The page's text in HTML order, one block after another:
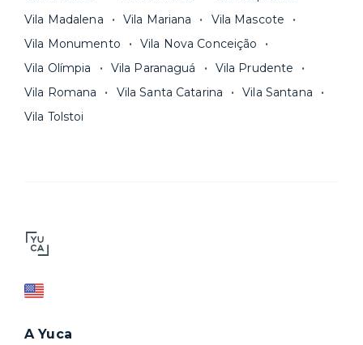
Vila Madalena
Vila Mariana
Vila Mascote
Vila Monumento
Vila Nova Conceição
Vila Olímpia
Vila Paranaguá
Vila Prudente
Vila Romana
Vila Santa Catarina
Vila Santana
Vila Tolstoi
A Yuca